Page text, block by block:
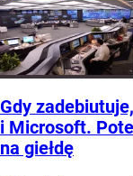
Gdy
i Microsoft.
na giełdę